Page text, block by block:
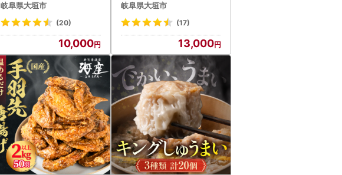
岐阜県大垣市
(20)
10,000
岐阜県大垣市
(17)
13,000